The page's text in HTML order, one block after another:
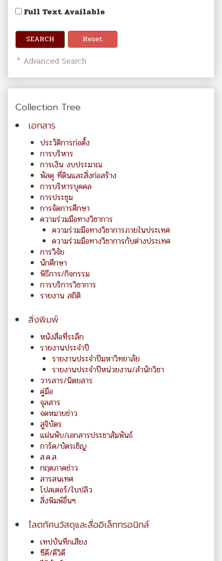
Full Text Available
SEARCH Reset
* Advanced Search
Collection Tree
เอกสาร
ประวัติการก่อตั้ง
การบริหาร
การเงิน งบประมาณ
พัสดุ ที่ดินและสิ่งก่อสร้าง
การบริหารบุคคล
การประชุม
การจัดการศึกษา
ความร่วมมือทางวิชาการ
ความร่วมมือทางวิชาการภายในประเทศ
ความร่วมมือทางวิชาการกับต่างประเทศ
การวิจัย
นักศึกษา
พิธีการ/กิจกรรม
การบริการวิชาการ
รายงาน สถิติ
สิ่งพิมพ์
หนังสือที่ระลึก
รายงานประจำปี
รายงานประจำปีมหาวิทยาลัย
รายงานประจำปีหน่วยงาน/สำนักวิชา
วารสาร/นิตยสาร
คู่มือ
จุลสาร
จดหมายข่าว
สูจิบัตร
แผ่นพับ/เอกสารประชาสัมพันธ์
การ์ด/บัตรเชิญ
ส.ค.ส.
กฤตภาคข่าว
สารสนเทศ
โปสเตอร์/ใบปลิว
สิ่งพิมพ์อื่นๆ
โสตทัศนวัสดุและสื่ออิเล็กทรอนิกส์
เทปบันทึกเสียง
ซีดี/ดีวิดี